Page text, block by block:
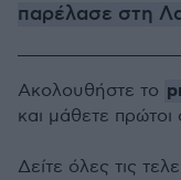
παρέλασε στη
Ακολουθήστε το
και μάθετε πρώτοι
Δείτε όλες τις